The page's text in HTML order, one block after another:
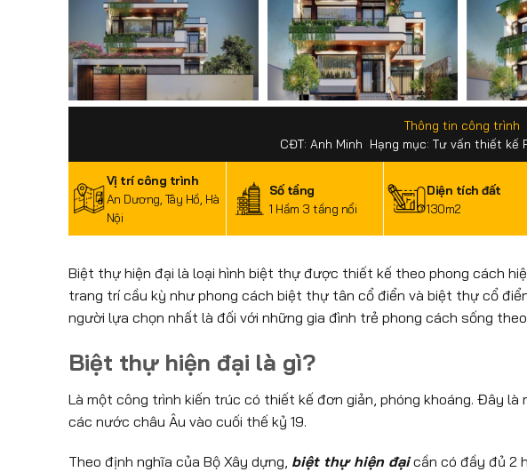
Thông tin công trình
CĐT: Anh Minh ️ Hạng mục: Tư vấn thiết kế
Vị trí công trình
An Dương, Tây Hồ, Hà
Nội
Số tầng
1 Hầm 3 tầng nổi
Diện tích đất
130m2
Biệt thự hiện đại là loại hình biệt thự được thiết kế theo phong cách
trang trí cầu kỳ như phong cách biệt thự tân cổ điển và biệt thự cổ
người lựa chọn nhất là đối với những gia đình trẻ phong cách sống
Biệt thự hiện đại là gì?
Là một công trình kiến trúc có thiết kế đơn giản, phóng khoáng. Đây
các nước châu Âu vào cuối thế kỷ 19.
Theo định nghĩa của Bộ Xây dựng, biệt thự hiện đạicần có đầy đủ 2